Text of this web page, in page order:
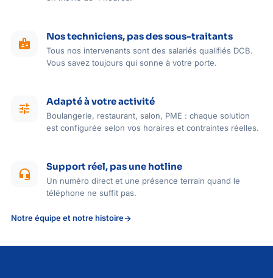
badge Nos techniciens, pas des sous-traitants
Tous nos intervenants sont des salariés qualifiés DCB.
Vous savez toujours qui sonne à votre porte.
tune Adapté à votre activité
Boulangerie, restaurant, salon, PME : chaque solution
est configurée selon vos horaires et contraintes réelles.
headset_mic Support réel, pas une hotline
Un numéro direct et une présence terrain quand le
téléphone ne suffit pas.
Notre équipe et notre histoirearrow_forward